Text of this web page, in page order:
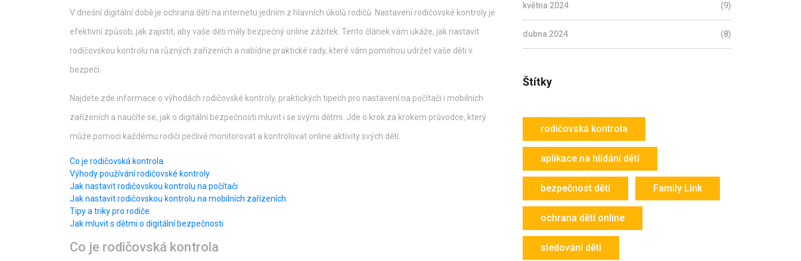
V dnešní digitální době je ochrana dětí na internetu jedním z hlavních úkolů rodičů. Nastavení rodičovské kontroly je
efektivní způsob, jak zajistit, aby vaše děti měly bezpečný online zážitek. Tento článek vám ukáže, jak nastavit
rodičovskou kontrolu na různých zařízeních a nabídne praktické rady, které vám pomohou udržet vaše děti v
bezpečí.
Najdete zde informace o výhodách rodičovské kontroly, praktických tipech pro nastavení na počítači i mobilních
zařízeních a naučíte se, jak o digitální bezpečnosti mluvit i se svými dětmi. Jde o krok za krokem průvodce, který
může pomoci každému rodiči pečlivě monitorovat a kontrolovat online aktivity svých dětí.
Co je rodičovská kontrola
Výhody používání rodičovské kontroly
Jak nastavit rodičovskou kontrolu na počítači
Jak nastavit rodičovskou kontrolu na mobilních zařízeních
Tipy a triky pro rodiče
Jak mluvit s dětmi o digitální bezpečnosti
Co je rodičovská kontrola
května 2024 (9)
dubna 2024 (8)
Štítky
rodičovská kontrola
aplikace na hlídání dětí
bezpečnost dětí Family Link
ochrana dětí online
sledování dětí